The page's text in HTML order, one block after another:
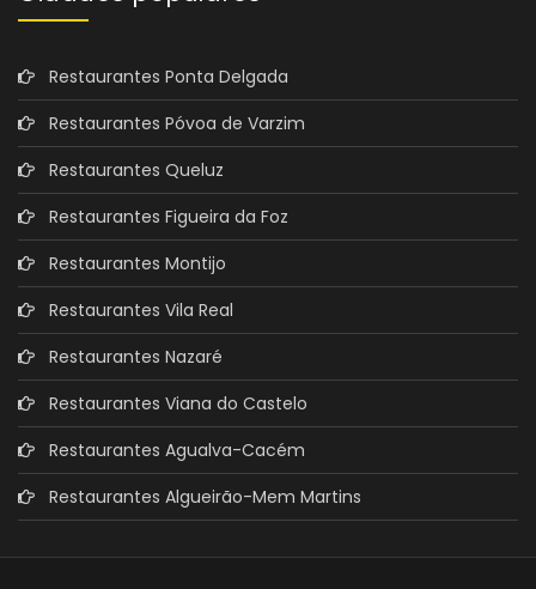
Restaurantes Ponta Delgada
Restaurantes Póvoa de Varzim
Restaurantes Queluz
Restaurantes Figueira da Foz
Restaurantes Montijo
Restaurantes Vila Real
Restaurantes Nazaré
Restaurantes Viana do Castelo
Restaurantes Agualva-Cacém
Restaurantes Algueirão-Mem Martins